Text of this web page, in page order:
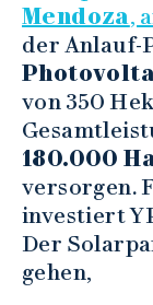
Mendoza,
der Anlauf-
von 350
180.000
versorgen.
investiert
Der
gehen,